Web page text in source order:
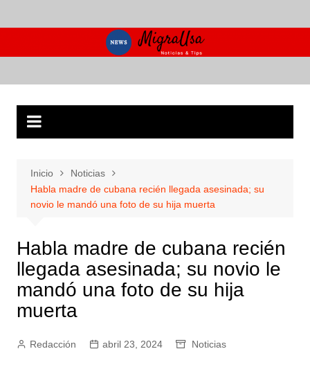
al
Inicio
Noticias
Habla madre de cubana recién llegada asesinada; su
novio le mandó una foto de su hija muerta
Habla madre de cubana recién
llegada asesinada; su novio le
mandó una foto de su hija
muerta
Redacción abril 23, 2024 Noticias